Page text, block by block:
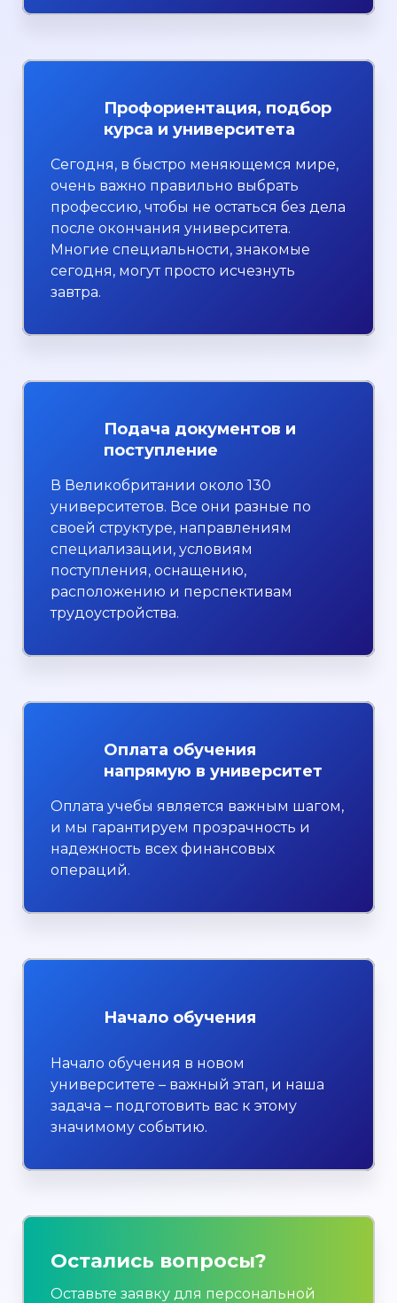
Профориентация, подбор
курса и университета
Сегодня, в быстро меняющемся мире,
очень важно правильно выбрать
профессию, чтобы не остаться без дела
после окончания университета.
Многие специальности, знакомые
сегодня, могут просто исчезнуть
завтра.
Подача документов и
поступление
В Великобритании около 130
университетов. Все они разные по
своей структуре, направлениям
специализации, условиям
поступления, оснащению,
расположению и перспективам
трудоустройства.
Оплата обучения
напрямую в университет
Оплата учебы является важным шагом,
и мы гарантируем прозрачность и
надежность всех финансовых
операций.
Начало обучения
Начало обучения в новом
университете – важный этап, и наша
задача – подготовить вас к этому
значимому событию.
Остались вопросы?
Оставьте заявку для персональной